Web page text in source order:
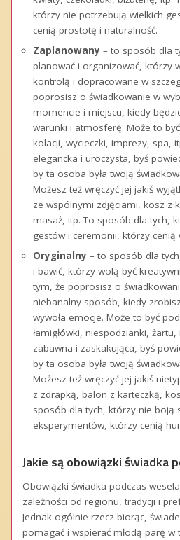
którzy nie potrzebują wielkich
cenią prostotę i naturalność.
Zaplanowany – to sposób dla
planować i organizować, którzy
kontrolą i dopracowane w
poprosisz o świadkowanie w
momencie i miejscu, kiedy
warunki i atmosferę. Może to
kolacji, wycieczki, imprezy, spa,
elegancka i uroczysta, byś
by ta osoba była twoją
Możesz też wręczyć jej jakiś
ze wspólnymi zdjęciami, kosz z
masaż, itp. To sposób dla tych,
gestów i ceremonii, którzy cenią
Oryginalny – to sposób dla
i bawić, którzy wolą być
tym, że poprosisz o
niebanalny sposób, kiedy
wywoła emocje. Może to być
łamigłówki, niespodzianki, żartu,
zabawna i zaskakująca, byś
by ta osoba była twoją
Możesz też wręczyć jej jakiś
z zdrapką, balon z karteczką,
sposób dla tych, którzy nie boją
eksperymentów, którzy cenią
Jakie są obowiązki świadka
Obowiązki świadka podczas
zależności od regionu, tradycji i
Jednak ogólnie rzecz biorąc,
pomagać i wspierać młodą parę